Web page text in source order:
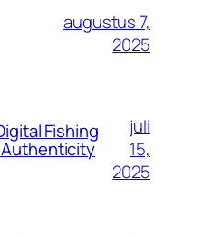
augustus 7,
2025
Fishing
juli
15,
2025